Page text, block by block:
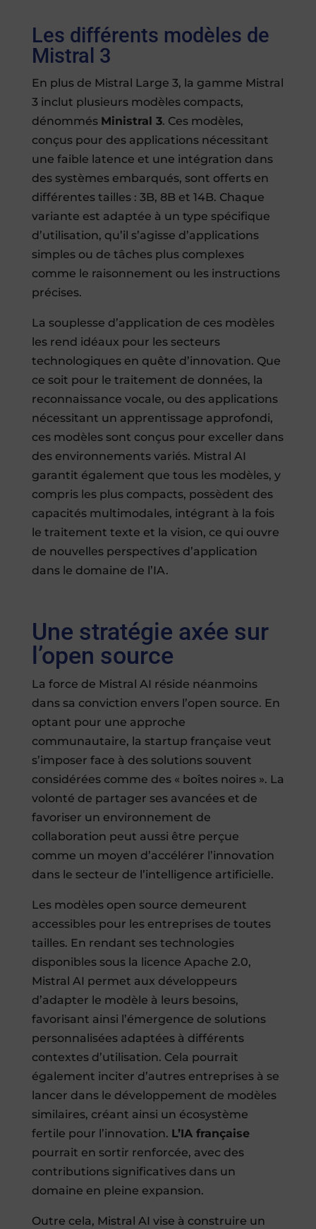
Les différents modèles de
Mistral 3
En plus de Mistral Large 3, la gamme Mistral
3 inclut plusieurs modèles compacts,
dénommés Ministral 3. Ces modèles,
conçus pour des applications nécessitant
une faible latence et une intégration dans
des systèmes embarqués, sont offerts en
différentes tailles : 3B, 8B et 14B. Chaque
variante est adaptée à un type spécifique
d’utilisation, qu’il s’agisse d’applications
simples ou de tâches plus complexes
comme le raisonnement ou les instructions
précises.
La souplesse d’application de ces modèles
les rend idéaux pour les secteurs
technologiques en quête d’innovation. Que
ce soit pour le traitement de données, la
reconnaissance vocale, ou des applications
nécessitant un apprentissage approfondi,
ces modèles sont conçus pour exceller dans
des environnements variés. Mistral AI
garantit également que tous les modèles, y
compris les plus compacts, possèdent des
capacités multimodales, intégrant à la fois
le traitement texte et la vision, ce qui ouvre
de nouvelles perspectives d’application
dans le domaine de l’IA.
Une stratégie axée sur
l’open source
La force de Mistral AI réside néanmoins
dans sa conviction envers l’open source. En
optant pour une approche
communautaire, la startup française veut
s’imposer face à des solutions souvent
considérées comme des « boîtes noires ». La
volonté de partager ses avancées et de
favoriser un environnement de
collaboration peut aussi être perçue
comme un moyen d’accélérer l’innovation
dans le secteur de l’intelligence artificielle.
Les modèles open source demeurent
accessibles pour les entreprises de toutes
tailles. En rendant ses technologies
disponibles sous la licence Apache 2.0,
Mistral AI permet aux développeurs
d’adapter le modèle à leurs besoins,
favorisant ainsi l’émergence de solutions
personnalisées adaptées à différents
contextes d’utilisation. Cela pourrait
également inciter d’autres entreprises à se
lancer dans le développement de modèles
similaires, créant ainsi un écosystème
fertile pour l’innovation. L’IA française
pourrait en sortir renforcée, avec des
contributions significatives dans un
domaine en pleine expansion.
Outre cela, Mistral AI vise à construire un